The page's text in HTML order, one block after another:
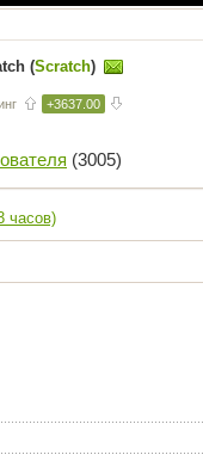
(Scratch)
+3637.00
(3005)
часов)